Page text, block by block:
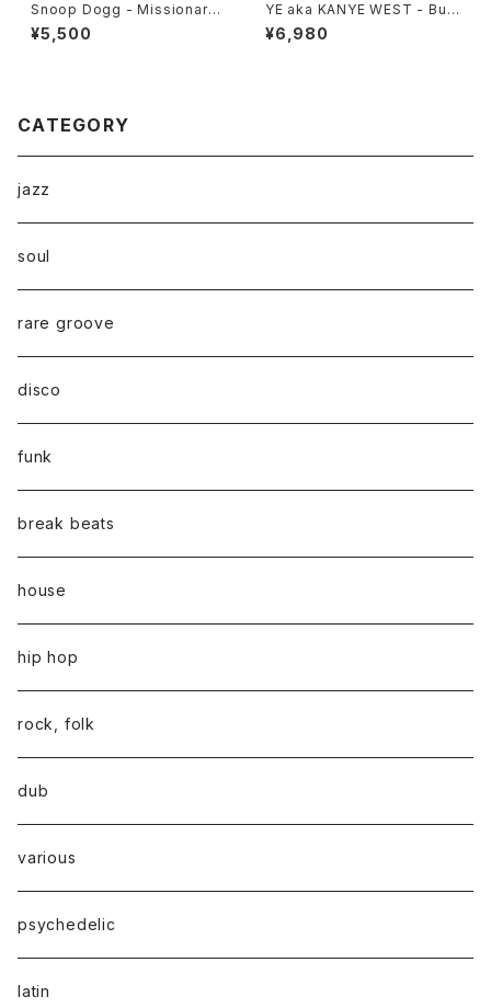
Snoop Dogg - Missionary
"LP"
¥5,500
YE aka KANYE WEST - Bull
y "LP"
¥6,980
CATEGORY
jazz
soul
rare groove
disco
funk
break beats
house
hip hop
rock, folk
dub
various
psychedelic
latin